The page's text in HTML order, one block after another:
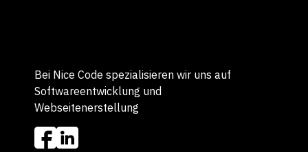
Bei Nice Code spezialisieren wir uns auf
Softwareentwicklung und
Webseitenerstellung